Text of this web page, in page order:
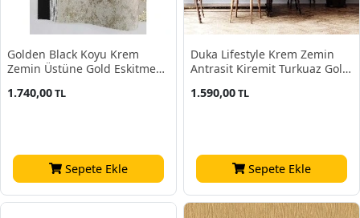
Golden Black Koyu Krem
Zemin Üstüne Gold Eskitme
Kağıdı 16.10 M²
1.740,00TL
Sepete Ekle
Duka Lifestyle Krem Zemin
Antrasit Kiremit Turkuaz Gold
23050-4 Duvar Kağıdı 10.60
1.590,00TL
Sepete Ekle